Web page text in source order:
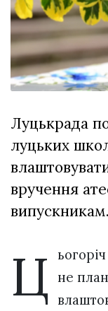
XIX
29
544
Всі розділи
Лайф
Афіша
ZONE 18+
Луцькрада
луцьких
вручення
випускникам.
Ц
не